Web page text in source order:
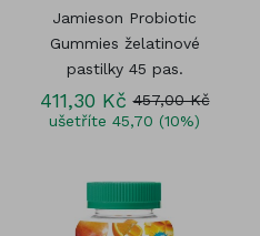
Jamieson Probiotic
Gummies želatinové
pastilky 45 pas.
411,30 Kč 457,00 Kč
ušetříte 45,70 (10%)